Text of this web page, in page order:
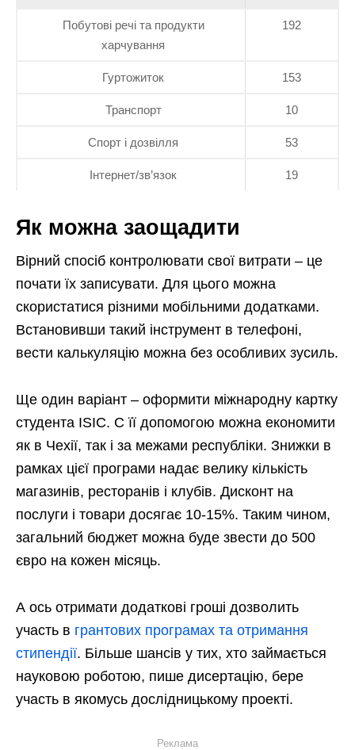
Побутові речі та продукти
харчування
192
Гуртожиток 153
Транспорт 10
Спорт і дозвілля 53
Інтернет/зв’язок 19
Як можна заощадити
Вірний спосіб контролювати свої витрати – це
почати їх записувати. Для цього можна
скористатися різними мобільними додатками.
Встановивши такий інструмент в телефоні,
вести калькуляцію можна без особливих зусиль.
Ще один варіант – оформити міжнародну картку
студента ISIC. C її допомогою можна економити
як в Чехії, так і за межами республіки. Знижки в
рамках цієї програми надає велику кількість
магазинів, ресторанів і клубів. Дисконт на
послуги і товари досягає 10-15%. Таким чином,
загальний бюджет можна буде звести до 500
євро на кожен місяць.
А ось отримати додаткові гроші дозволить
участь в грантових програмах та отримання
стипендії. Більше шансів у тих, хто займається
науковою роботою, пише дисертацію, бере
участь в якомусь дослідницькому проекті.
Реклама